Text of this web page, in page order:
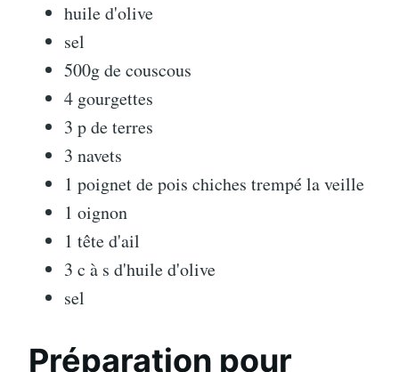
huile d'olive
sel
500g de couscous
4 gourgettes
3 p de terres
3 navets
1 poignet de pois chiches trempé la veille
1 oignon
1 tête d'ail
3 c à s d'huile d'olive
sel
Préparation pour